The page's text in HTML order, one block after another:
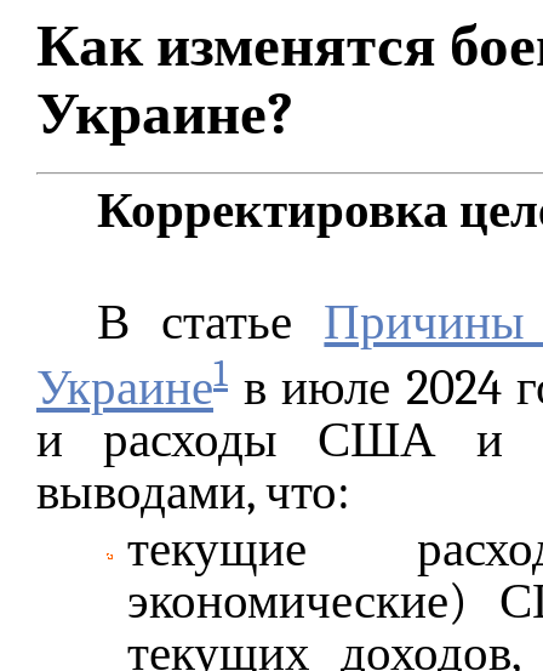
Как изменятся
Украине?
Корректировка
В статье Причины
Украине1 в июле 2024
и расходы США и
выводами, что:
текущие
текущих